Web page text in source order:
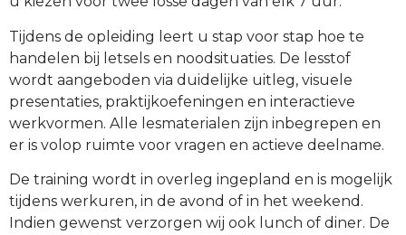
Tijdens de opleiding leert u stap voor stap hoe te
handelen bij letsels en noodsituaties. De lesstof
wordt aangeboden via duidelijke uitleg, visuele
presentaties, praktijkoefeningen en interactieve
werkvormen. Alle lesmaterialen zijn inbegrepen en
er is volop ruimte voor vragen en actieve deelname.
De training wordt in overleg ingepland en is mogelijk
tijdens werkuren, in de avond of in het weekend.
Indien gewenst verzorgen wij ook lunch of diner. De